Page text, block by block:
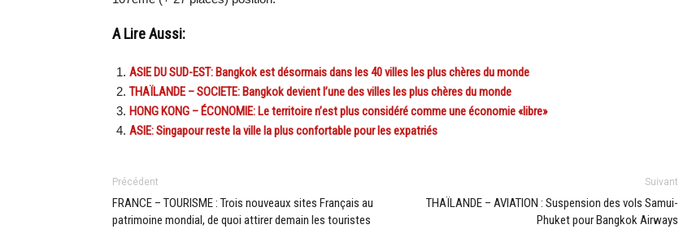
A Lire Aussi:
ASIE DU SUD-EST: Bangkok est désormais dans les 40 villes les plus chères du monde
THAÏLANDE – SOCIETE: Bangkok devient l’une des villes les plus chères du monde
HONG KONG – ÉCONOMIE: Le territoire n’est plus considéré comme une économie «libre»
ASIE: Singapour reste la ville la plus confortable pour les expatriés
Précédent
FRANCE – TOURISME : Trois nouveaux sites Français au
patrimoine mondial, de quoi attirer demain les touristes
Suivant
THAÏLANDE – AVIATION : Suspension des vols Samui-
Phuket pour Bangkok Airways